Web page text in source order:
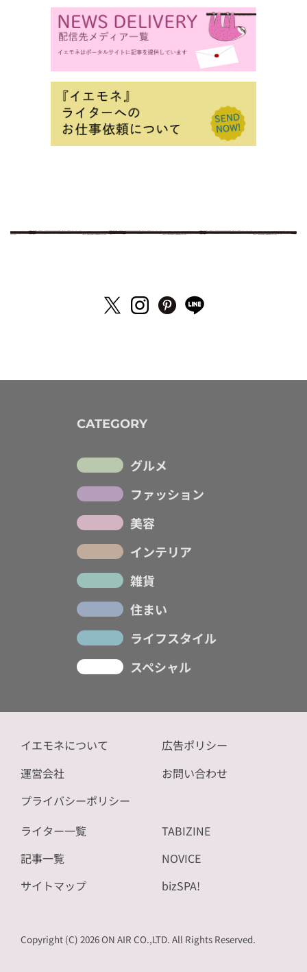
CATEGORY
グルメ
ファッション
美容
インテリア
雑貨
住まい
ライフスタイル
スペシャル
イエモネについて
運営会社
プライバシーポリシー
広告ポリシー
お問い合わせ
ライター一覧
記事一覧
サイトマップ
TABIZINE
NOVICE
bizSPA!
Copyright (C) 2026 ON AIR CO.,LTD. All Rights Reserved.